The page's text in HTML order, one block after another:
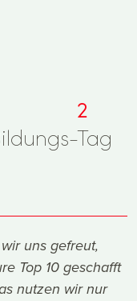
2
Tag
uns gefreut,
Top 10 geschafft
nutzen wir nur